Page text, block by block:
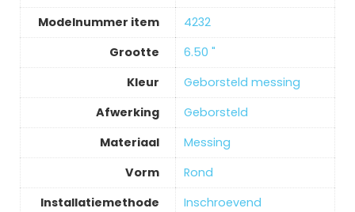
Modelnummer item
‎4232
Grootte
‎6.50 "
Kleur
‎Geborsteld messing
Afwerking
‎Geborsteld
Materiaal
‎Messing
Vorm
‎Rond
Installatiemethode
‎Inschroevend